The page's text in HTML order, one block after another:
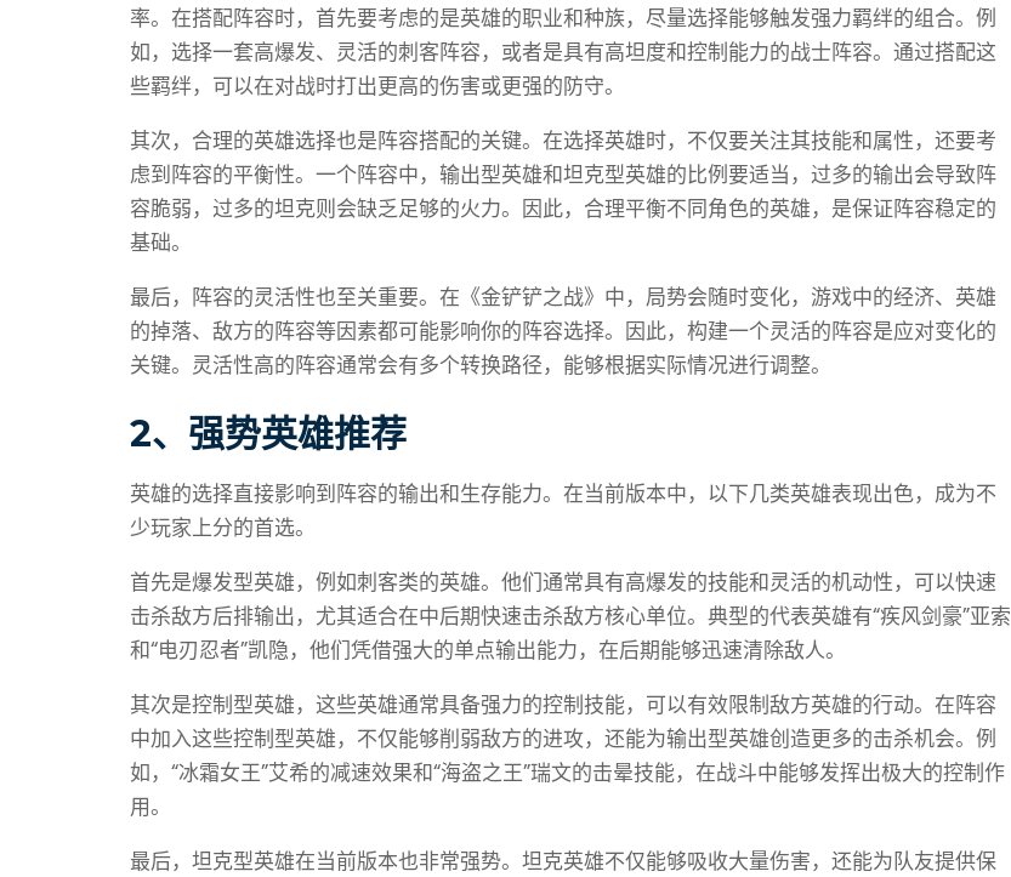
率。在搭配阵容时，首先要考虑的是英雄的职业和种族，尽量选择能够触发强力羁绊的组合。例
如，选择一套高爆发、灵活的刺客阵容，或者是具有高坦度和控制能力的战士阵容。通过搭配这
些羁绊，可以在对战时打出更高的伤害或更强的防守。
其次，合理的英雄选择也是阵容搭配的关键。在选择英雄时，不仅要关注其技能和属性，还要考
虑到阵容的平衡性。一个阵容中，输出型英雄和坦克型英雄的比例要适当，过多的输出会导致阵
容脆弱，过多的坦克则会缺乏足够的火力。因此，合理平衡不同角色的英雄，是保证阵容稳定的
基础。
最后，阵容的灵活性也至关重要。在《金铲铲之战》中，局势会随时变化，游戏中的经济、英雄
的掉落、敌方的阵容等因素都可能影响你的阵容选择。因此，构建一个灵活的阵容是应对变化的
关键。灵活性高的阵容通常会有多个转换路径，能够根据实际情况进行调整。
2、强势英雄推荐
英雄的选择直接影响到阵容的输出和生存能力。在当前版本中，以下几类英雄表现出色，成为不
少玩家上分的首选。
首先是爆发型英雄，例如刺客类的英雄。他们通常具有高爆发的技能和灵活的机动性，可以快速
击杀敌方后排输出，尤其适合在中后期快速击杀敌方核心单位。典型的代表英雄有“疾风剑豪”亚索
和“电刃忍者”凯隐，他们凭借强大的单点输出能力，在后期能够迅速清除敌人。
其次是控制型英雄，这些英雄通常具备强力的控制技能，可以有效限制敌方英雄的行动。在阵容
中加入这些控制型英雄，不仅能够削弱敌方的进攻，还能为输出型英雄创造更多的击杀机会。例
如，“冰霜女王”艾希的减速效果和“海盗之王”瑞文的击晕技能，在战斗中能够发挥出极大的控制作
用。
最后，坦克型英雄在当前版本也非常强势。坦克英雄不仅能够吸收大量伤害，还能为队友提供保